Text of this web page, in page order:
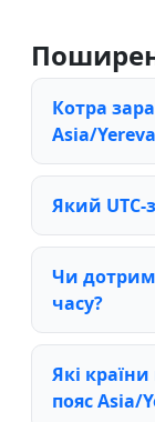
Котра
Asia/
Який UTC-
Чи
часу?
Які
пояс Asia/